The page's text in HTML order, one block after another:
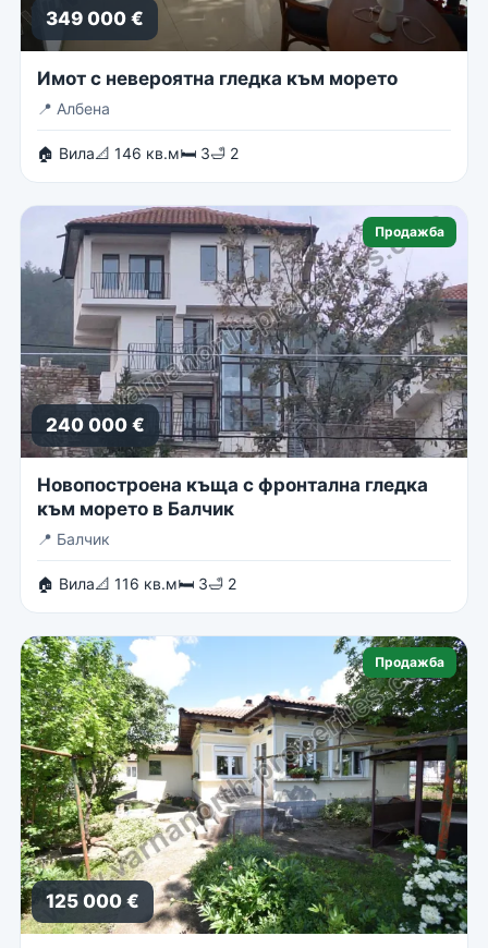
349 000 €
Имот с невероятна гледка към морето
📍 Албена
🏠 Вила📐 146 кв.м🛏 3🛁 2
Продажба
240 000 €
Новопостроена къща с фронтална гледка
към морето в Балчик
📍 Балчик
🏠 Вила📐 116 кв.м🛏 3🛁 2
Продажба
125 000 €